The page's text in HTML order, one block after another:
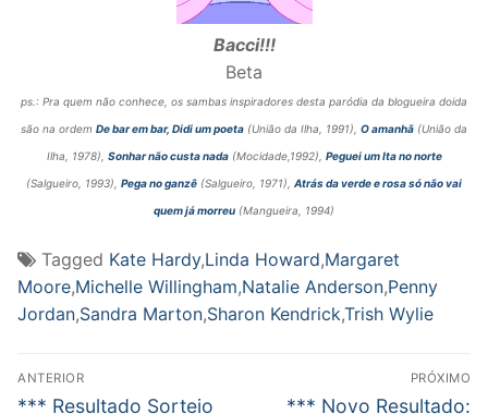
Bacci!!!
Beta
ps.: Pra quem não conhece, os sambas inspiradores desta paródia da blogueira doida
são na ordem De bar em bar, Didi um poeta (União da Ilha, 1991), O amanhã (União da
Ilha, 1978), Sonhar não custa nada(Mocidade,1992), Peguei um Ita no norte
(Salgueiro, 1993), Pega no ganzê (Salgueiro, 1971), Atrás da verde e rosa só não vai
quem já morreu (Mangueira, 1994)
Tagged Kate Hardy,Linda Howard,Margaret
Moore,Michelle Willingham,Natalie Anderson,Penny
Jordan,Sandra Marton,Sharon Kendrick,Trish Wylie
Navegação
de
ANTERIOR
Post
*** Resultado Sorteio
PRÓXIMO
Próximo
*** Novo Resultado: